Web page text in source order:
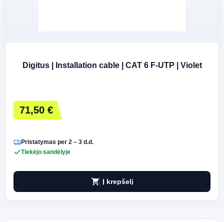
Digitus | Installation cable | CAT 6 F-UTP | Violet
71,50 €
Pristatymas per 2 – 3 d.d.
Tiekėjo sandėlyje
shopping_cart Į krepšelį